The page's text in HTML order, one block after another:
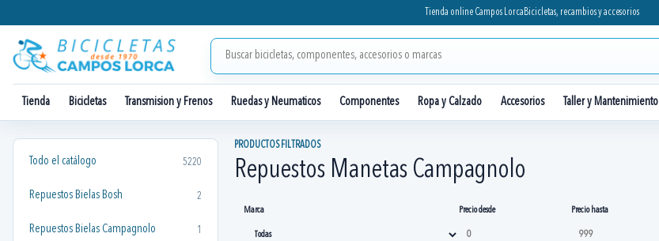
Tienda online Campos Lorca Bicicletas, recambios y accesorios
Tienda Bicicletas Transmision y Frenos Ruedas y Neumaticos Componentes Ropa y Calzado Accesorios Taller y Mantenimiento
Todo el catálogo 5220
Repuestos Bielas Bosh 2
Repuestos Bielas Campagnolo 1
PRODUCTOS FILTRADOS
Repuestos Manetas Campagnolo
Marca Precio desde Precio hasta